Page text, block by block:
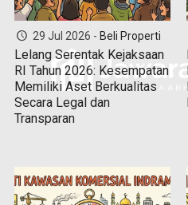
29 Jul 2026 - Beli Properti
Lelang Serentak Kejaksaan
RI Tahun 2026: Kesempatan
Memiliki Aset Berkualitas
Secara Legal dan
Transparan